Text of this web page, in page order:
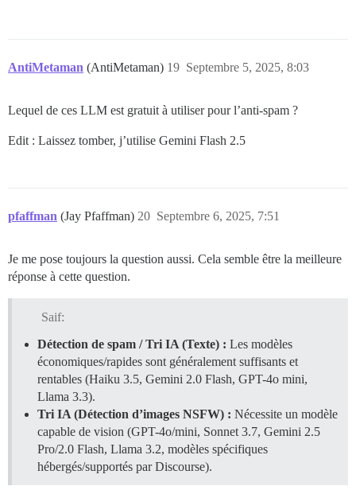
AntiMetaman (AntiMetaman) Septembre 5, 2025, 8:03
19
Lequel de ces LLM est gratuit à utiliser pour l’anti-spam ?
Edit : Laissez tomber, j’utilise Gemini Flash 2.5
pfaffman (Jay Pfaffman) Septembre 6, 2025, 7:51
20
Je me pose toujours la question aussi. Cela semble être la meilleure
réponse à cette question.
Saif:
Détection de spam / Tri IA (Texte) : Les modèles
économiques/rapides sont généralement suffisants et
rentables (Haiku 3.5, Gemini 2.0 Flash, GPT-4o mini,
Llama 3.3).
Tri IA (Détection d’images NSFW) : Nécessite un modèle
capable de vision (GPT-4o/mini, Sonnet 3.7, Gemini 2.5
Pro/2.0 Flash, Llama 3.2, modèles spécifiques
hébergés/supportés par Discourse).